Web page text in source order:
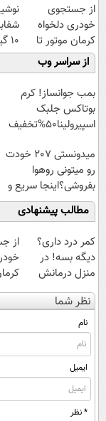
از جستجوی
خودری دلخواه
کرمان موتور تا
فروش آن،
ساده، بی واسطه
و مستقیم
10
از سراسر وب
بمب جوانساز! کرم
بوتاکس جلبک
اسپیرولینا50%تخفیف
میدونستی 207 خودت
رو میتونی روهوا
بفروشی؟اینجا سریع و
راحت بفروش
مطالب پیشنهادی
کمر درد داری؟
دیگه بسه! در
منزل درمانش
کن
(◀پرسش‌نامه)
از
نظر شما
نام
ایمیل
* نظر